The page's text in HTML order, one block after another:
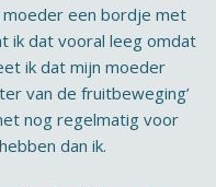
moeder een bordje met
ik dat vooral leeg omdat
ik dat mijn moeder
van de fruitbeweging’
nog regelmatig voor
dan ik.